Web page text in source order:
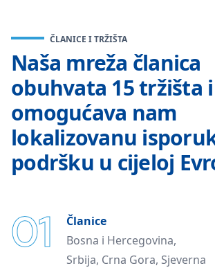
ČLANICE I TRŽIŠTA
Naša mreža članica
obuhvata 15 tržišta i
omogućava nam
lokalizovanu
podršku u cijeloj
01
Članice
Bosna i Hercegovina,
Srbija, Crna Gora, Sjeverna